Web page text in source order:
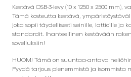
Kestävä OSB-3-levy (10 x 1250 x 2500 mm),
Tämä kosteutta kestävä,
joka sopii täydellisesti seinille, lattioille ja
standardit. Ihanteellinen kestävään
sovelluksiin!
HUOM! Tämä on suuntaa-antava
Pyydä tarjous pienemmistä ja isommista